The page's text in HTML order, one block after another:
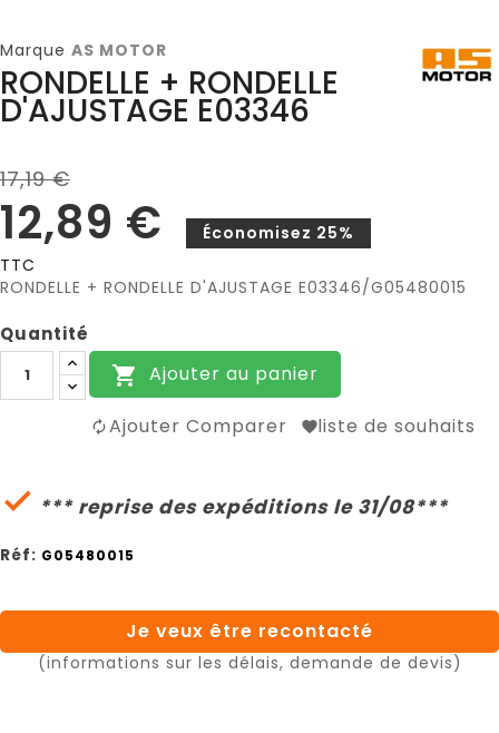
Marque AS MOTOR
RONDELLE + RONDELLE
D'AJUSTAGE E03346
17,19 €
12,89 €
Économisez 25%
TTC
RONDELLE + RONDELLE D'AJUSTAGE E03346/G05480015
Quantité
 Ajouter au panier
Ajouter Comparer liste de souhaits
 *** reprise des expéditions le 31/08***
Réf: G05480015
Je veux être recontacté
(informations sur les délais, demande de devis)